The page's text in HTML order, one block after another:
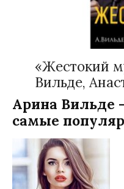
«Жестокий
Вильде,
Арина Вильде
самые